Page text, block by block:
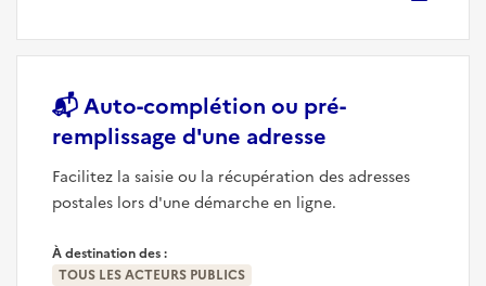
📬Auto-complétion ou pré-
remplissage d'une adresse
Facilitez la saisie ou la récupération des adresses
postales lors d'une démarche en ligne.
À destination des :
TOUS LES ACTEURS PUBLICS